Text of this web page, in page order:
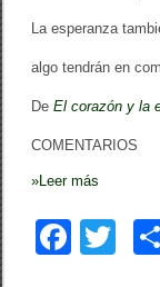
La esperanza
algo tendrán en
DeEl corazón y la
COMENTARIOS
»Leer más
F